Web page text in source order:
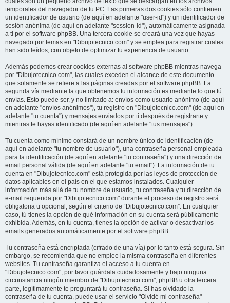
temporales del navegador de tu PC. Las primeras dos cookies sólo contienen
un identificador de usuario (de aquí en adelante "user-id") y un identificador de
sesión anónima (de aquí en adelante "session-id"), automáticamente asignada
a ti por el software phpBB. Una tercera cookie se creará una vez que hayas
navegado por temas en "Dibujotecnico.com" y se emplea para registrar cuales
han sido leídos, con objeto de optimizar tu experiencia de usuario.
Además podemos crear cookies externas al software phpBB mientras navega
por "Dibujotecnico.com", las cuales exceden el alcance de este documento
que solamente se refiere a las páginas creadas por el software phpBB. La
segunda vía mediante la que obtenemos tu información es mediante lo que tú
envías. Esto puede ser, y no limitado a: envíos como usuario anónimo (de aquí
en adelante "envíos anónimos"), tu registro en "Dibujotecnico.com" (de aquí en
adelante "tu cuenta") y mensajes enviados por ti después de registrarte y
mientras te hayas identificado (de aquí en adelante "tus mensajes").
Tu cuenta como mínimo constará de un nombre único de identificación (de
aquí en adelante "tu nombre de usuario"), una contraseña personal empleada
para la identificación (de aquí en adelante "tu contraseña") y una dirección de
email personal válida (de aquí en adelante "tu email"). La información de tu
cuenta en "Dibujotecnico.com" está protegida por las leyes de protección de
datos aplicables en el país en el que estamos instalados. Cualquier
información más allá de tu nombre de usuario, tu contraseña y tu dirección de
e-mail requerida por "Dibujotecnico.com" durante el proceso de registro será
obligatoria u opcional, según el criterio de “Dibujotecnico.com”. En cualquier
caso, tú tienes la opción de qué información en su cuenta será públicamente
exhibida. Además, en tu cuenta, tienes la opción de activar o desactivar los
emails generados automáticamente por el software phpBB.
Tu contraseña está encriptada (cifrado de una vía) por lo tanto está segura. Sin
embargo, se recomienda que no emplee la misma contraseña en diferentes
websites. Tu contraseña garantiza el acceso a tu cuenta en
"Dibujotecnico.com", por favor guárdala cuidadosamente y bajo ninguna
circunstancia ningún miembro de "Dibujotecnico.com", phpBB u otra tercera
parte, legítimamente te preguntará tu contraseña. Si has olvidado la
contraseña de tu cuenta, puede usar el servicio "Olvidé mi contraseña"